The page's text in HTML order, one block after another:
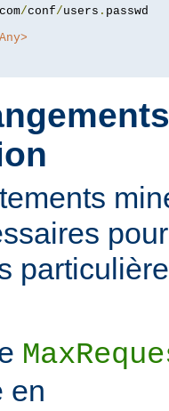
com/conf/users .
en